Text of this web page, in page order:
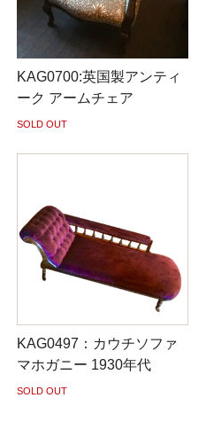
KAG0700:英国製アンティ
ーク アームチェア
SOLD OUT
KAG0497：カウチソファ
マホガニー 1930年代
SOLD OUT